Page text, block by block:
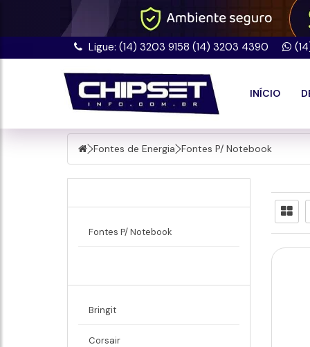
Ligue: (14) 3203 9158 (14) 3203 4390
INÍCIO
Fontes de Energia Fontes P/ Notebook
Fontes P/ Notebook
Bringit
Corsair